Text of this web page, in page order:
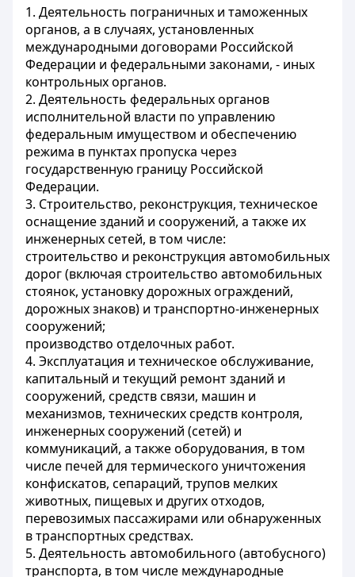
1. Деятельность пограничных и таможенных
органов, а в случаях, установленных
международными договорами Российской
Федерации и федеральными законами, - иных
контрольных органов.
2. Деятельность федеральных органов
исполнительной власти по управлению
федеральным имуществом и обеспечению
режима в пунктах пропуска через
государственную границу Российской
Федерации.
3. Строительство, реконструкция, техническое
оснащение зданий и сооружений, а также их
инженерных сетей, в том числе:
строительство и реконструкция автомобильных
дорог (включая строительство автомобильных
стоянок, установку дорожных ограждений,
дорожных знаков) и транспортно-инженерных
сооружений;
производство отделочных работ.
4. Эксплуатация и техническое обслуживание,
капитальный и текущий ремонт зданий и
сооружений, средств связи, машин и
механизмов, технических средств контроля,
инженерных сооружений (сетей) и
коммуникаций, а также оборудования, в том
числе печей для термического уничтожения
конфискатов, сепараций, трупов мелких
животных, пищевых и других отходов,
перевозимых пассажирами или обнаруженных
в транспортных средствах.
5. Деятельность автомобильного (автобусного)
транспорта, в том числе международные